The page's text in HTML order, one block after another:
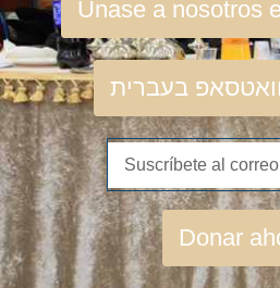
Únase a nosotros
בעברית
Donar